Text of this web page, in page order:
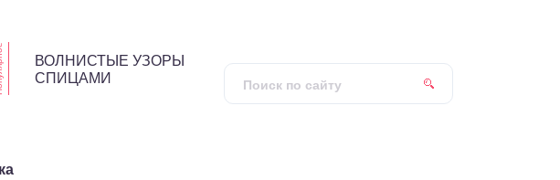
ВОЛНИСТЫЕ УЗОРЫ
СПИЦАМИ